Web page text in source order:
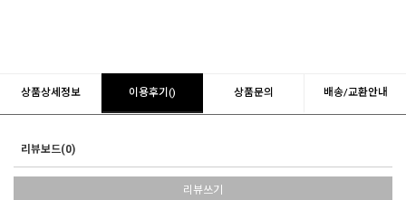
상품상세정보 이용후기() 상품문의 배송/교환안내
리뷰보드(0)
리뷰쓰기